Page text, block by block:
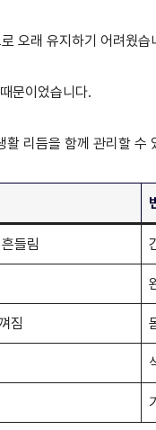
오래 유지하기 어려웠습
문이었습니다.
리듬을 함께 관리할 수
들림
짐